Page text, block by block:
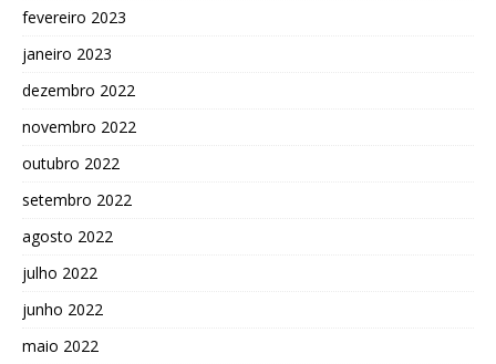
fevereiro 2023
janeiro 2023
dezembro 2022
novembro 2022
outubro 2022
setembro 2022
agosto 2022
julho 2022
junho 2022
maio 2022